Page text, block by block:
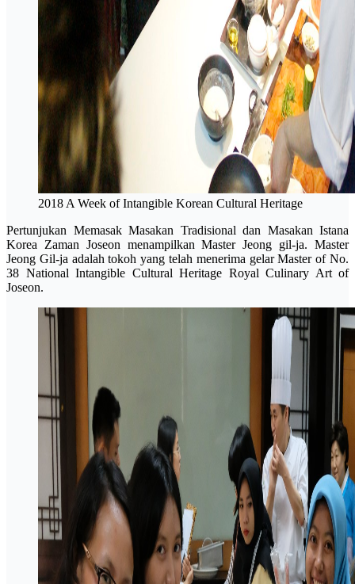
2018 A Week of Intangible Korean Cultural Heritage
Pertunjukan Memasak Masakan Tradisional dan Masakan Istana
Korea Zaman Joseon menampilkan Master Jeong gil-ja. Master
Jeong Gil-ja adalah tokoh yang telah menerima gelar Master of No.
38 National Intangible Cultural Heritage Royal Culinary Art of
Joseon.